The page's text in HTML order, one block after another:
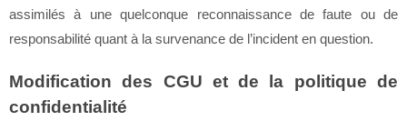
assimilés à une quelconque reconnaissance de faute ou de
responsabilité quant à la survenance de l’incident en question.
Modification des CGU et de la politique de
confidentialité